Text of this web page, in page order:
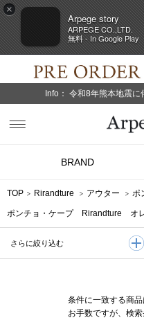
×
Arpege story
ARPEGE CO.,LTD.
無料 - In Google Play
Info： 令和8年熊本地震に
BRAND
TOP Rirandture アウター ポ
ポンチョ・ケープ Rirandture オ
さらに絞り込む
条件に一致する商品
お手数ですが、検索